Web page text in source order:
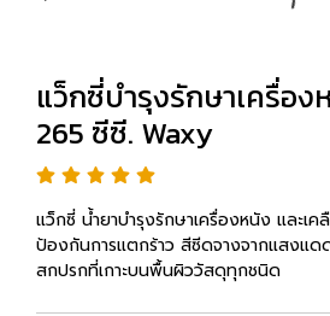
แว็กซี่บำรุงรักษาเครื่อง
265 ซีซี. Waxy
แว็กซี่ น้ำยาบำรุงรักษาเครื่องหนัง และเค
ป้องกันการแตกร้าว สีซีดจางจากแสงแด
สกปรกที่เกาะบนพื้นผิววัสดุทุกชนิด